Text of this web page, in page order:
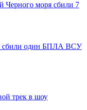
Черного моря сбили 7
сбили один БПЛА ВСУ
трек в шоу